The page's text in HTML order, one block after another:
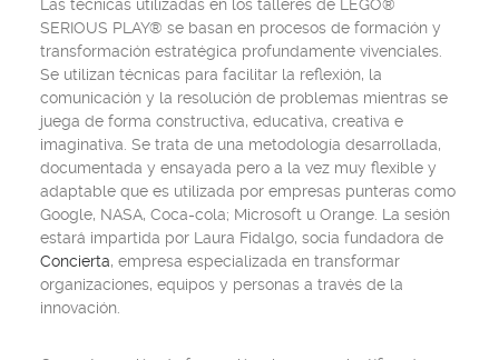
Las técnicas utilizadas en los talleres de LEGO®
SERIOUS PLAY® se basan en procesos de formación y
transformación estratégica profundamente vivenciales.
Se utilizan técnicas para facilitar la reflexión, la
comunicación y la resolución de problemas mientras se
juega de forma constructiva, educativa, creativa e
imaginativa. Se trata de una metodología desarrollada,
documentada y ensayada pero a la vez muy flexible y
adaptable que es utilizada por empresas punteras como
Google, NASA, Coca-cola; Microsoft u Orange. La sesión
estará impartida por Laura Fidalgo, socia fundadora de
Concierta, empresa especializada en transformar
organizaciones, equipos y personas a través de la
innovación.